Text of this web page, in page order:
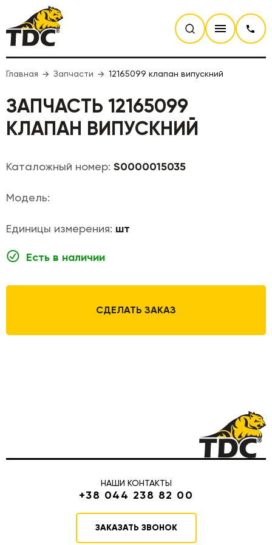
Главная Запчасти 12165099 клапан випускний
ЗАПЧАСТЬ 12165099
КЛАПАН ВИПУСКНИЙ
Каталожный номер: S0000015035
Модель:
Единицы измерения: шт
Есть в наличии
СДЕЛАТЬ ЗАКАЗ
НАШИ КОНТАКТЫ
+38 044 238 82 00
ЗАКАЗАТЬ ЗВОНОК